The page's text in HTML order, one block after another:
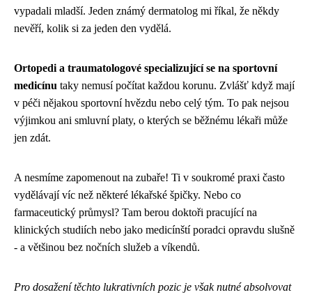
vypadali mladší. Jeden známý dermatolog mi říkal, že někdy
nevěří, kolik si za jeden den vydělá.
Ortopedi a traumatologové specializující se na sportovní
medicínu taky nemusí počítat každou korunu. Zvlášť když mají
v péči nějakou sportovní hvězdu nebo celý tým. To pak nejsou
výjimkou ani smluvní platy, o kterých se běžnému lékaři může
jen zdát.
A nesmíme zapomenout na zubaře! Ti v soukromé praxi často
vydělávají víc než některé lékařské špičky. Nebo co
farmaceutický průmysl? Tam berou doktoři pracující na
klinických studiích nebo jako medicínští poradci opravdu slušně
- a většinou bez nočních služeb a víkendů.
Pro dosažení těchto lukrativních pozic je však nutné absolvovat